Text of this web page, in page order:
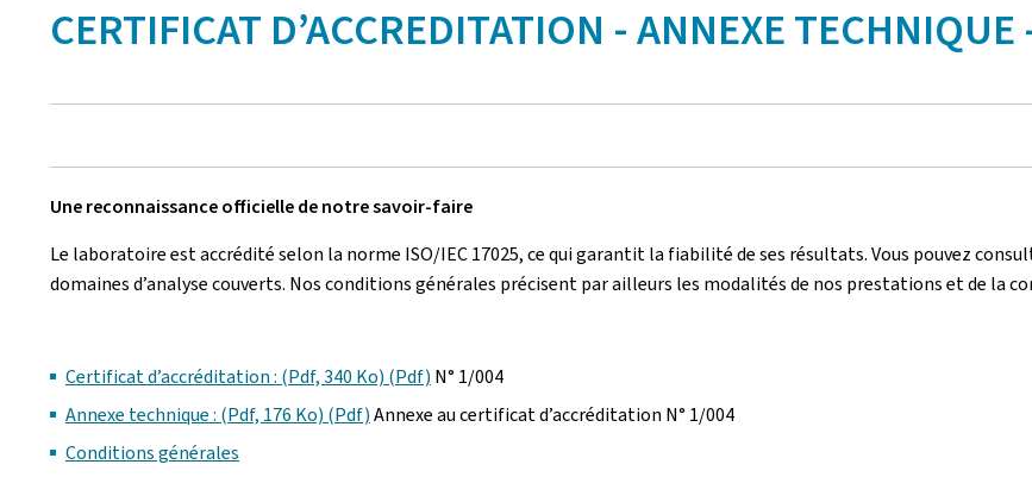
CERTIFICAT D’ACCREDITATION - ANNEXE
Une reconnaissance officielle de notre savoir-faire
Le laboratoire est accrédité selon la norme ISO/IEC 17025, ce qui garantit la fiabilité de ses résultats. Vous pouvez
domaines d’analyse couverts. Nos conditions générales précisent par ailleurs les modalités de nos prestations et de la
Certificat d’accréditation : (Pdf, 340 Ko) (Pdf) N° 1/004
Annexe technique : (Pdf, 176 Ko) (Pdf)Annexe au certificat d’accréditation N° 1/004
Conditions générales